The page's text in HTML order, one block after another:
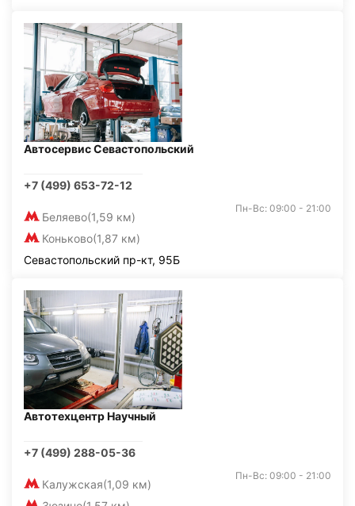
Автосервис Севастопольский
+7 (499) 653-72-12
Беляево(1,59 км)
Коньково(1,87 км)
Пн-Вс: 09:00 - 21:00
Севастопольский пр-кт, 95Б
Автотехцентр Научный
+7 (499) 288-05-36
Калужская(1,09 км)
Пн-Вс: 09:00 - 21:00